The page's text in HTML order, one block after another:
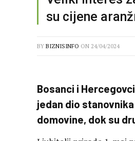
su cijene
BY BIZNISINFO ON 24/04/2024
Bosanci i
jedan dio
domovine, dok su